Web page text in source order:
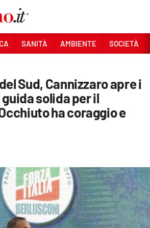
SANITÀ AMBIENTE SOCIETÀ
Sud, Cannizzaro apre i
solida per il
ha coraggio e